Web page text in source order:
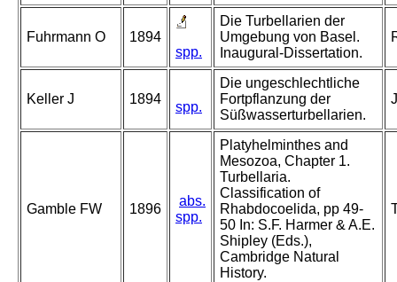
Fuhrmann O
1894
spp.
Die Turbellarien der
Umgebung von Basel.
Inaugural-Dissertation.
Keller J 1894
spp.
Die ungeschlechtliche
Fortpflanzung der
Süßwasserturbellarien.
Gamble FW 1896
abs.
spp.
Platyhelminthes and
Mesozoa, Chapter 1.
Turbellaria.
Classification of
Rhabdocoelida, pp 49-
50 In: S.F. Harmer & A.E.
Shipley (Eds.),
Cambridge Natural
History.